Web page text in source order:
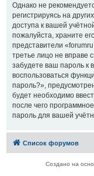
Однако не
регистрируясь на
доступа к вашей
пожалуйста, храните
представители
третье лицо не вправе
забудете ваш пароль к
воспользоваться
пароль?»,
будет необходимо
после чего
пароль для вашей
Список форумов
Создано на